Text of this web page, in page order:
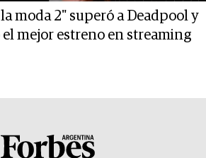
moda 2" superó a Deadpool y
mejor estreno en streaming